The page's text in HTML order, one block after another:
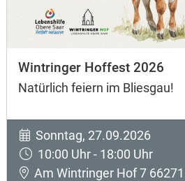
Wintringer Hoffest 2026
Natürlich feiern im Bliesgau!
Sonntag, 27.09.2026
10:00 Uhr - 18:00 Uhr
Am Wintringer Hof 7